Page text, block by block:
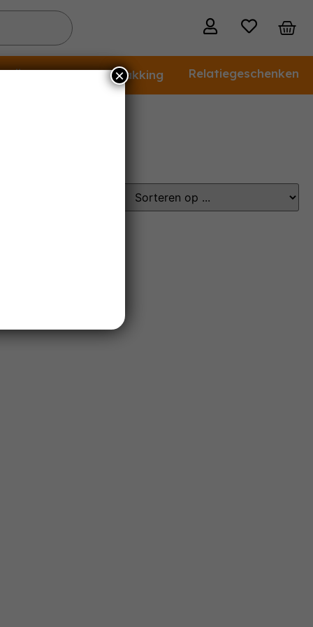
wijn Cadeauverpakking Relatiegeschenken
×